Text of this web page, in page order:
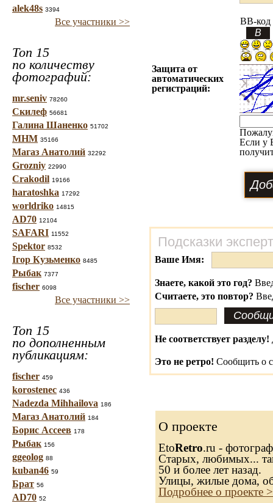
alek48s 3394
Все участники >>
Топ 15
по количеству
фотографий:
mr.seniv 78260
Скилеф 56681
Галина Шаненко 51702
МНМ 35166
Магаз Анатолий 32292
Grozniy 22990
Crakodil 19166
haratoshka 17292
worldriko 14815
AD70 12104
SAFARI 11552
Spektor 8532
Ігор Кузьменко 8485
Рыбак 7377
fischer 6098
Все участники >>
Топ 15
по дополненным
публикациям:
fischer 459
korostenec 436
Nadezda Mihhailova 186
Магаз Анатолий 184
Борис Ассеев 178
Рыбак 156
ggeolog 88
kuban46 59
Брат 56
AD70 52
BB-код
Защита от
автоматических
регистраций:
Если у
Подсказки
Ваше Имя:
Знаете, какой это год?
Считаете, это повтор?
Не соответствует разделу!
Это не ретро! Сообщить о
О проекте
EtoRetro.ru -
Старых, любимых...
50 и более лет назад.
Улицы, жилые дома,
Подробнее о проекте